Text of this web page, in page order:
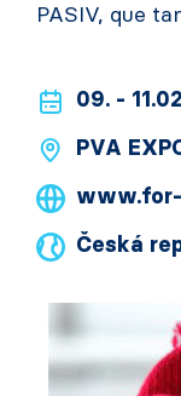
PASIV, que
09. -
PVA
Česká